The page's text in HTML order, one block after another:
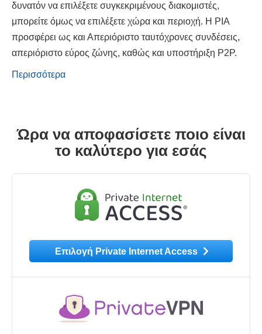
δυνατόν να επιλέξετε συγκεκριμένους διακομιστές,
μπορείτε όμως να επιλέξετε χώρα και περιοχή. Η ΡΙΑ
προσφέρει ως και Απεριόριστο ταυτόχρονες συνδέσεις,
απεριόριστο εύρος ζώνης, καθώς και υποστήριξη P2P.
Περισσότερα
Ώρα να αποφασίσετε ποιο είναι
το καλύτερο για εσάς
Επιλογή Private Internet Access